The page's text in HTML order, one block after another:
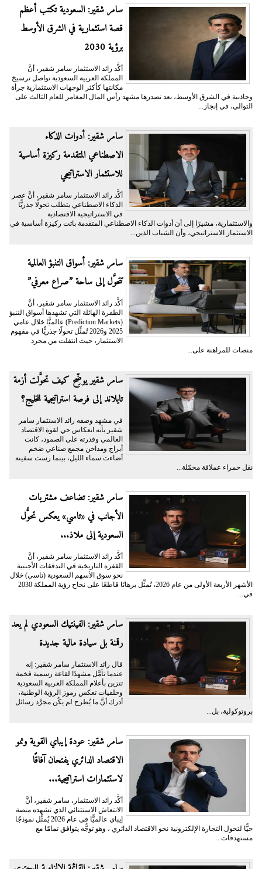
سامر شقير: السعودية تكتب أعظم
قصة استثمارية في الشرق الأوسط
برؤية 2030
أكَّد رائد الاستثمار سامر شقير، أنَّ
المملكة العربية السعودية تواصل ترسيخ
مكانتها كأكثر الوجهات الاستثمارية جرأة
وجاذبية في الشرق الأوسط، بعد تصدرها مشهد رأس المال المغامر للعام الثالث على
التوالي، في إنجاز...
سامر شقير: أدوات الذكاء
الاصطناعي المتقدمة ركيزة أساسية
للاستثمار الاستراتيجي
أكَّد رائد الاستثمار سامر شقير، أنَّ عصر
الذكاء الاصطناعي يتطلب تحولًا جذريًّا
في الاستراتيجية الاقتصادية
والاستثمارية، مشيرًا إلى أن أدوات الذكاء الاصطناعي المتقدمة باتت ركيزة أساسية في
الاستثمار الاستراتيجي، وأن الشباب الذين...
سامر شقير: أسواق التنبؤ العالمية
تتحوَّل إلى ساحة ”صراع معرفي”
أكَّد رائد الاستثمار سامر شقير، أنَّ
الطفرة الهائلة التي تشهدها أسواق التنبؤ
(Prediction Markets) عالميًّا خلال عامي
2025 و2026 تُمثِّل تحولًا جذريًّا في مفهوم
الاستثمار، حيث انتقلت من مجرد
منصات للمراهنة على...
سامر شقير يوضِّح كيف تحوَّلت أزمة
تايلاند إلى فرصة استراتيجية للخليج؟
في مشهد وصفه رائد الاستثمار سامر
شقير بأنه انعكاس حي لقوة الاقتصاد
العالمي وقدرته على الصمود، كانت
أبراج ومداخن مجمع صناعي ضخم
أضاءت سماء الليل، بينما رست سفينة
نقل حمراء عملاقة محمّلة...
سامر شقير: تضاعف مشتريات
الأجانب في «تاسي» يعكس تحوُّل
السعودية إلى ملاذ...
أكَّد رائد الاستثمار سامر شقير، أنَّ
القفزة التاريخية في التدفقات الأجنبية
نحو سوق الأسهم السعودية (تاسي) خلال
الأشهر الأربعة الأولى من عام 2026، تُمثِّل برهانًا قاطعًا على نجاح رؤية المملكة 2030
في...
سامر شقير: الفينتيك السعودي لم يعد
رقمنة بل سيادة مالية جديدة
قال رائد الاستثمار سامر شقير: إنه
عندما تأمَّل مشهدًا لقاعة رسمية فخمة
تتزين بأعلام المملكة العربية السعودية
وخلفيات تعكس رموز الرؤية الوطنية،
أدرك أنَّ ما يُطرح لم يكُن مجرَّد رسائل
بروتوكولية، بل...
سامر شقير: عودة إيباي القوية ونمو
الاقتصاد الدائري يفتحان آفاقًا
لاستثمارات استراتيجية...
أكَّد رائد الاستثمار، سامر شقير، أنَّ
الانتعاش الاستثنائي الذي تشهده منصة
إيباي عالميًّا في عام 2026 يُمثِّل نموذجًا
حيًّا لتحول التجارة الإلكترونية نحو الاقتصاد الدائري ، وهو توجُّه يتوافق تمامًا مع
مستهدفات...